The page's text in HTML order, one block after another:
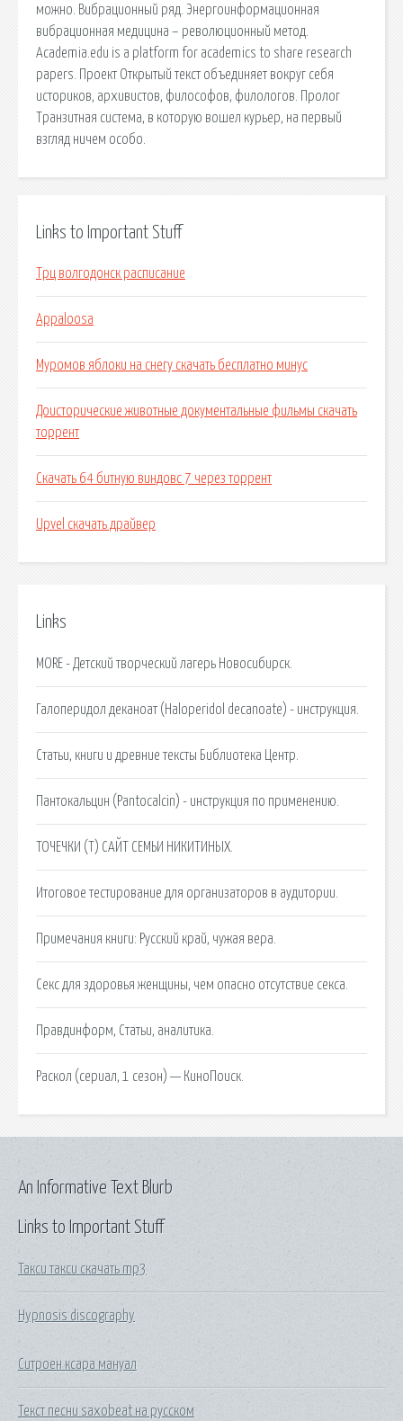
можно. Вибрационный ряд. Энергоинформационная
вибрационная медицина – революционный метод.
Academia.edu is a platform for academics to share research
papers. Проект Открытый текст объединяет вокруг себя
историков, архивистов, философов, филологов. Пролог
Транзитная система, в которую вошел курьер, на первый
взгляд ничем особо.
Links to Important Stuff
Трц волгодонск расписание
Appaloosa
Муромов яблоки на снегу скачать бесплатно минус
Доисторические животные документальные фильмы скачать
торрент
Скачать 64 битную виндовс 7 через торрент
Upvel скачать драйвер
Links
MORE - Детский творческий лагерь Новосибирск.
Галоперидол деканоат (Haloperidol decanoate) - инструкция.
Статьи, книги и древние тексты Библиотека Центр.
Пантокальцин (Pantocalcin) - инструкция по применению.
ТОЧЕЧКИ (Т) САЙТ СЕМЬИ НИКИТИНЫХ.
Итоговое тестирование для организаторов в аудитории.
Примечания книги: Русский край, чужая вера.
Секс для здоровья женщины, чем опасно отсутствие секса.
Правдинформ, Статьи, аналитика.
Раскол (сериал, 1 сезон) — КиноПоиск.
Links to Important Stuff
Такси такси скачать mp3
Hypnosis discography
Ситроен ксара мануал
Текст песни saxobeat на русском
An Informative Text Blurb